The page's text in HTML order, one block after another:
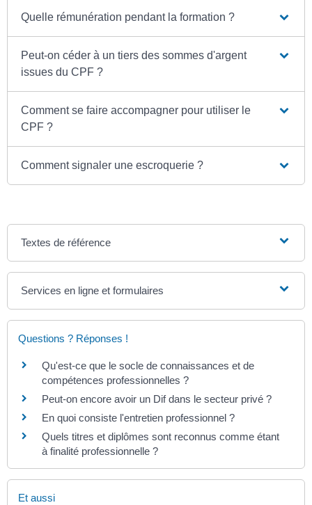
Quelle rémunération pendant la formation ?
Peut-on céder à un tiers des sommes d'argent
issues du CPF ?
Comment se faire accompagner pour utiliser le
CPF ?
Comment signaler une escroquerie ?
Textes de référence
Services en ligne et formulaires
Questions ? Réponses !
Qu'est-ce que le socle de connaissances et de
compétences professionnelles ?
Peut-on encore avoir un Dif dans le secteur privé ?
En quoi consiste l'entretien professionnel ?
Quels titres et diplômes sont reconnus comme étant
à finalité professionnelle ?
Et aussi